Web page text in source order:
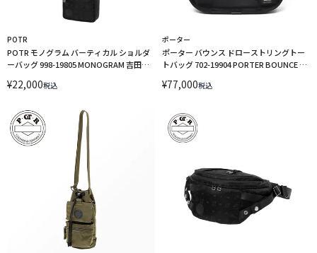
POTR
POTR モノグラム バーティカル ショルダ
ーバッグ 998-19805 MONOGRAM 吉田カ
¥22,000税込
ポーター
ポーター バウンス ドローストリングトー
トバッグ 702-19904 PORTER BOUNCE 吉
¥77,000税込